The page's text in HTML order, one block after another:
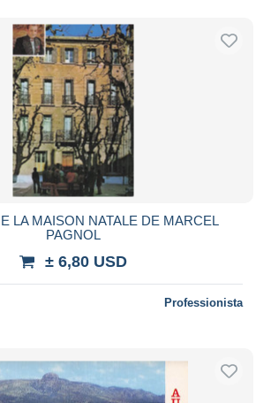
LA MAISON NATALE DE MARCEL
PAGNOL
± 6,80 USD
Professionista